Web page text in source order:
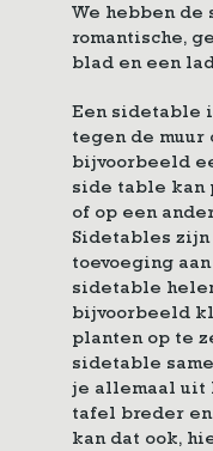
We hebben
romantische,
blad en een
Een sidetable
tegen de muur
bijvoorbeeld
side table kan
of op een
Sidetables
toevoeging
sidetable
bijvoorbeeld
planten op te
sidetable
je allemaal uit
tafel breder
kan dat ook,